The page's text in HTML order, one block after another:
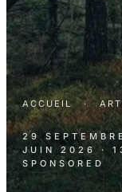
ACCUEIL ·
29
JUIN 2026
·
SPONSORED